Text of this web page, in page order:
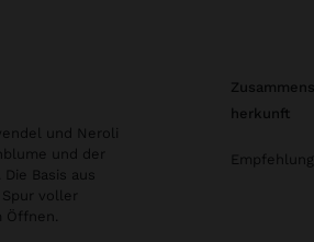
und Neroli
und der
Basis aus
voller
Öffnen.
zusammensetzung, pflege &
herkunft